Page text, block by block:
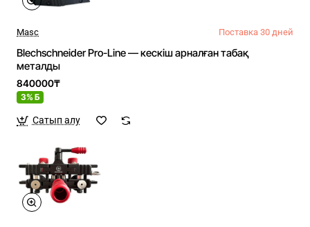
Masc Поставка 30 дней
Blechschneider Pro-Line — кескіш арналған табақ
металды
840000₸
3% Б
Сатып алу